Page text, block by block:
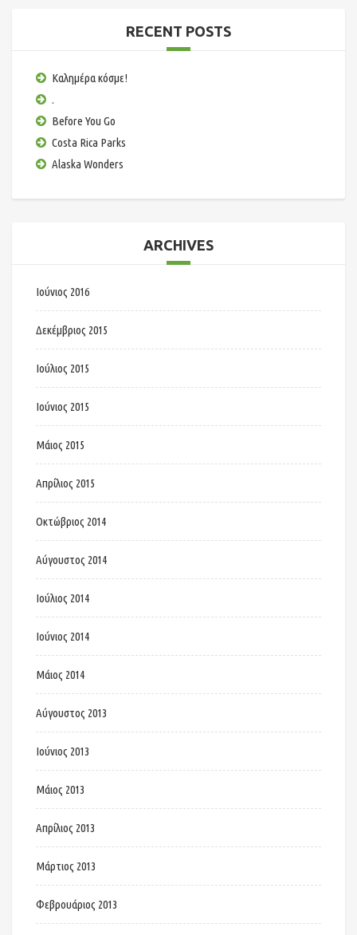
RECENT POSTS
Καλημέρα κόσμε!
.
Before You Go
Costa Rica Parks
Alaska Wonders
ARCHIVES
Ιούνιος 2016
Δεκέμβριος 2015
Ιούλιος 2015
Ιούνιος 2015
Μάιος 2015
Απρίλιος 2015
Οκτώβριος 2014
Αύγουστος 2014
Ιούλιος 2014
Ιούνιος 2014
Μάιος 2014
Αύγουστος 2013
Ιούνιος 2013
Μάιος 2013
Απρίλιος 2013
Μάρτιος 2013
Φεβρουάριος 2013